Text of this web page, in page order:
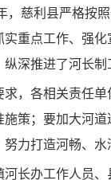
利县严格按照
实重点工作、强化
纵深推进了河长制
各相关责任单
施策；要加大河
努力打造河畅、
办工作人员、县